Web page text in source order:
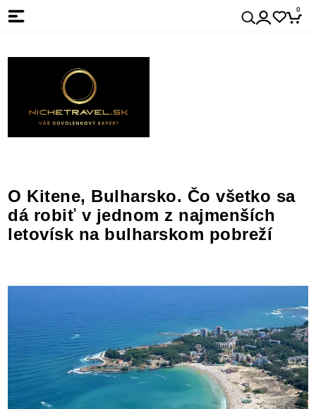
0
O Kitene, Bulharsko. Čo všetko sa
dá robiť v jednom z najmenších
letovísk na bulharskom pobreží